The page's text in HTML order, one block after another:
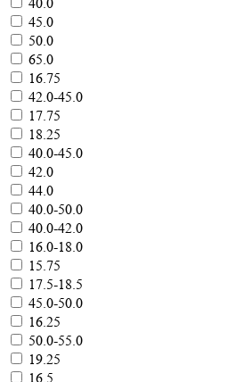
45.0
50.0
65.0
16.75
42.0-45.0
17.75
18.25
40.0-45.0
42.0
44.0
40.0-50.0
40.0-42.0
16.0-18.0
15.75
17.5-18.5
45.0-50.0
16.25
50.0-55.0
19.25
16.5